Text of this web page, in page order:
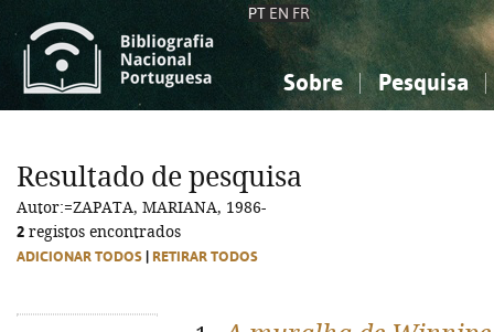
PT EN FR
Sobre Pesquisa
Ciências sociais...
Ciências sociais...
Resultado de pesquisa
Autor:=ZAPATA, MARIANA, 1986-
2 registos encontrados
ADICIONAR TODOS RETIRAR TODOS